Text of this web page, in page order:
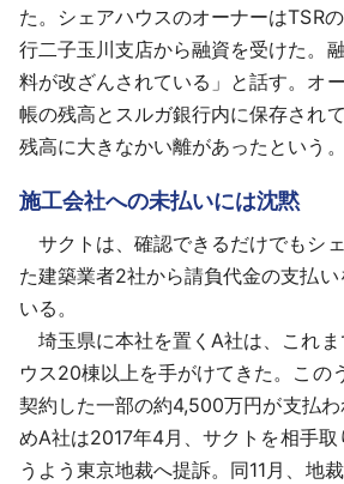
た。シェアハウスのオーナーはTSR
行二子玉川支店から融資を受けた。
料が改ざんされている」と話す。オ
帳の残高とスルガ銀行内に保存され
残高に大きなかい離があったという。
施工会社への未払いには沈黙
サクトは、確認できるだけでもシ
た建築業者2社から請負代金の支払
いる。
埼玉県に本社を置くA社は、これ
ウス20棟以上を手がけてきた。この
契約した一部の約4,500万円が支払
めA社は2017年4月、サクトを相手
うよう東京地裁へ提訴。同11月、地